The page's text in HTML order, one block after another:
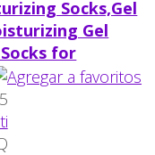
Socks,Gel
Gel
Socks for